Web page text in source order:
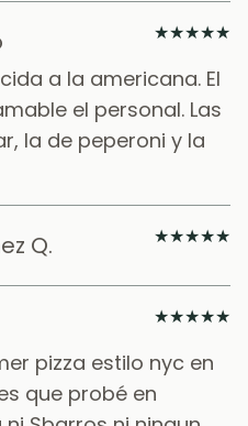
★★★★★
a la americana. El
el personal. Las
la de peperoni y la
Q. ★★★★★
★★★★★
pizza estilo nyc en
que probé en